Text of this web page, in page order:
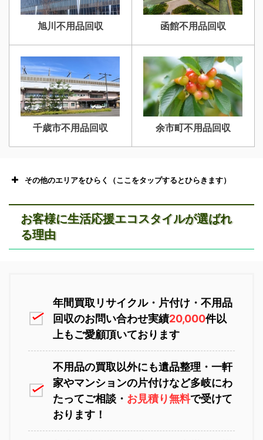
旭川不用品回収 函館不用品回収
千歳市不用品回収 余市町不用品回収
その他のエリアをひらく（ここをタップするとひらきます）
苫小牧不用品回収 室蘭不用品回収
お客様に生活応援エコスタイルが選ばれ
る理由
年間買取リサイクル・片付け・不用品
回収のお問い合わせ実績20,000件以
上もご愛顧頂いております
不用品の買取以外にも遺品整理・一軒
家やマンションの片付けなど多岐にわ
たってご相談・ お見積り無料で受けて
おります！